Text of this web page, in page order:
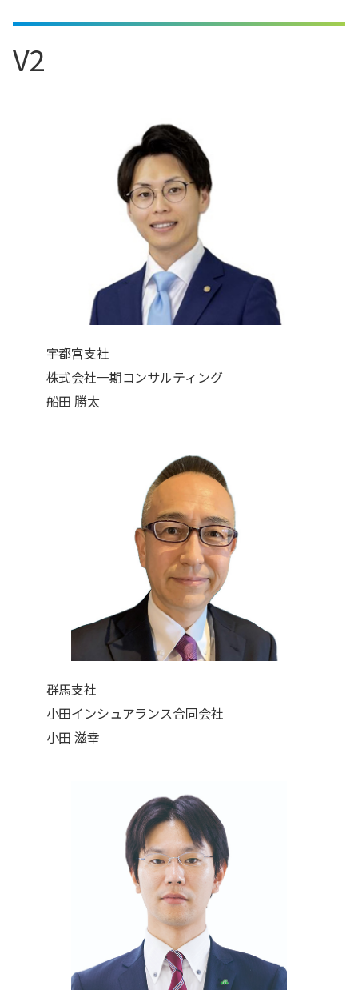
V2
宇都宮支社
株式会社一期コンサルティング
船田 勝太
群馬支社
小田インシュアランス合同会社
小田 滋幸